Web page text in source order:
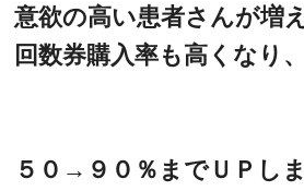
意欲の高い患者さんが増え
回数券購入率も高くなり、
５０→９０％までＵＰしま